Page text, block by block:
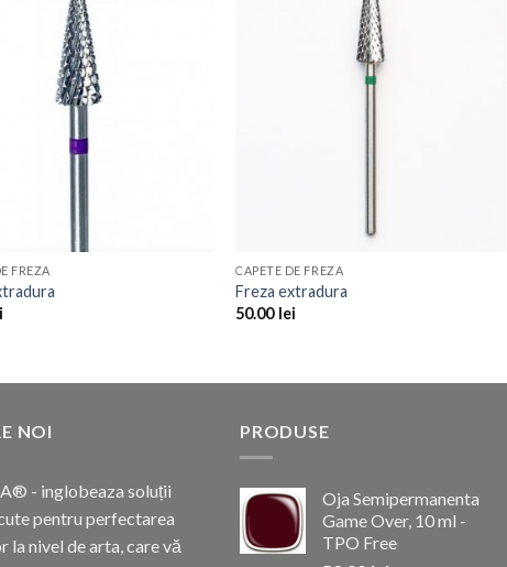
FREZA CAPETE DE FREZA
Freza extradura
50.00 lei
NOI
- inglobeaza soluții
pentru perfectarea
la nivel de arta, care vă
PRODUSE
Oja Semipermanenta
Game Over, 10 ml -
TPO Free